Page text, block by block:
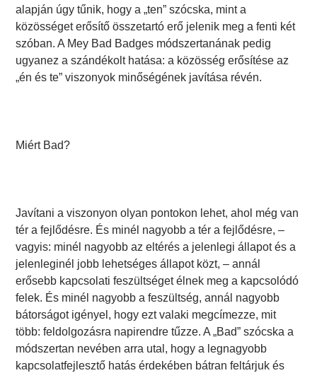
alapján úgy tűnik, hogy a „ten” szócska, mint a
közösséget erősítő összetartó erő jelenik meg a fenti két
szóban. A Mey Bad Badges módszertanának pedig
ugyanez a szándékolt hatása: a közösség erősítése az
„én és te” viszonyok minőségének javítása révén.
Miért Bad?
Javítani a viszonyon olyan pontokon lehet, ahol még van
tér a fejlődésre. És minél nagyobb a tér a fejlődésre, –
vagyis: minél nagyobb az eltérés a jelenlegi állapot és a
jelenleginél jobb lehetséges állapot közt, – annál
erősebb kapcsolati feszültséget élnek meg a kapcsolódó
felek. És minél nagyobb a feszültség, annál nagyobb
bátorságot igényel, hogy ezt valaki megcímezze, mit
több: feldolgozásra napirendre tűzze. A „Bad” szócska a
módszertan nevében arra utal, hogy a legnagyobb
kapcsolatfejlesztő hatás érdekében bátran feltárjuk és